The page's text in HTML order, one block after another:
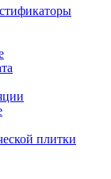
плитки